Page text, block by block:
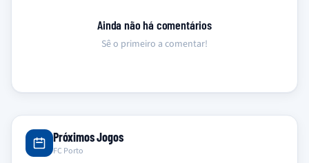
Ainda não há comentários
Sê o primeiro a comentar!
Próximos Jogos
FC Porto